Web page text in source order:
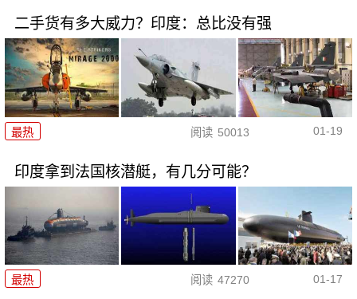
二手货有多大威力？印度：总比没有强
最热 阅读 50013 01-19
印度拿到法国核潜艇，有几分可能？
最热 阅读 47270 01-17